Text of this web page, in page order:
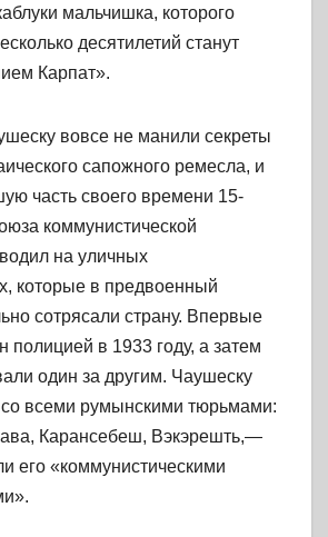
мальчишка, которого
десятилетий станут
Карпат».
вовсе не манили секреты
сапожного ремесла, и
часть своего времени 15-
коммунистической
на уличных
которые в предвоенный
сотрясали страну. Впервые
полицией в 1933 году, а затем
один за другим. Чаушеску
со всеми румынскими тюрьмами:
Карансебеш, Вэкэрешть,—
его «коммунистическими